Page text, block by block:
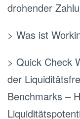
drohender
> Was ist
> Quick Check
der
Benchmarks –